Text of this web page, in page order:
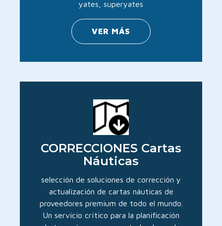
yates, superyates
VER MÁS
CORRECCIONES Cartas
Náuticas
selección de soluciones de corrección y
actualización de cartas náuticas de
proveedores premium de todo el mundo.
Un servicio crítico para la planificación